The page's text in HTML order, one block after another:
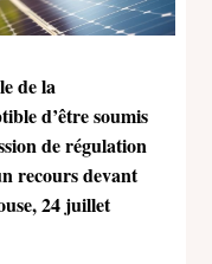
de la
d’être soumis
de régulation
recours devant
24 juillet